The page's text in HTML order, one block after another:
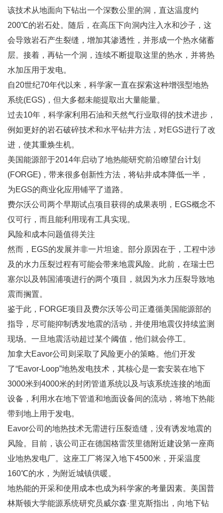
该技术从地面向下钻出一个深数公里的洞，直达温度约
200℃的岩石处。随后，在高压下向洞内注入水和沙子，这
会导致岩石产生裂缝，增加其渗透性，并形成一个热水储蓄
层。接着，再钻一个洞，连续不断提取这里的热水，并将热
水加压用于发电。
自20世纪70年代以来，科学家一直在探索这种增强型地热
系统(EGS)，但大多都未能提取出大量能量。
过去10年，科学家利用石油和天然气行业取得的技术进步，
例如更好的岩石破碎技术和水平钻井方法，对EGS进行了改
进，使其重焕生机。
美国能源部于2014年启动了地热能研究前沿瞭望台计划
(FORGE)，带来很多创新性方法，将钻井成本降低一半，
为EGS的商业化应用铺平了道路。
费尔沃公司两个早期试点项目获得的成果表明，EGS概念不
仅可行，而且能利用现有工具实现。
风险和成本问题值得关注
然而，EGS的发展并非一片坦途。部分原因在于，工程中涉
及的水力压裂过程有可能会带来地震风险。此前，在瑞士巴
塞尔以及韩国浦项进行的两个项目，就因为水力压裂导致地
震而搁置。
鉴于此，FORGE项目及费尔沃等公司正遵循美国能源部的
指导，尽可能抑制诱发地震的活动，并使用地震仪持续监测
现场。一旦地震活动超过某个阈值，他们就会停工。
加拿大Eavor公司则采取了风险更小的策略。他们开发
了“Eavor-Loop”地热发电技术，其核心是一套安装在地下
3000米到4000米的封闭管道系统以及与该系统连接的地面
设备，利用水在地下管道和地面设备间的流动，将地下热能
带到地上用于发电。
Eavor公司的地热技术无需进行压裂造缝，没有诱发地震的
风险。目前，该公司正在德国格雷茨里德附近建设第一座商
业地热发电厂。这座工厂将深入地下4500米，开采温度
160℃的水，为附近城镇供暖。
地热能的开采和使用成本也成为科学家的考量因素。美国普
林斯顿大学能源系统研究员威尔森·里克斯指出，向地下钻